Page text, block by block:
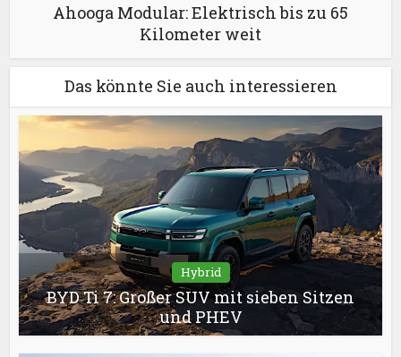
Ahooga Modular: Elektrisch bis zu 65
Kilometer weit
Das könnte Sie auch interessieren
Hybrid
BYD Ti 7: Großer SUV mit sieben Sitzen
und PHEV